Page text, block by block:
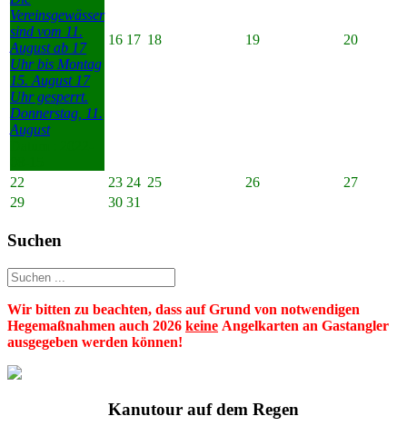
Vereinsgewässer
sind vom 11.
August ab 17
Uhr bis Montag
15. August 17
Uhr gesperrt.
Donnerstag, 11.
August
16 17 18 19 20
22 23 24 25 26
27
29
30 31
Suchen
Wir bitten zu beachten, dass auf Grund von notwendigen
Hegemaßnahmen auch 2026 keine Angelkarten an Gastangler
ausgegeben werden können!
Kanutour auf dem Regen